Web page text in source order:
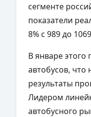
сегменте
показатели
8% с 989 до
В январе этого
автобусов, что
результаты
Лидером
автобусного